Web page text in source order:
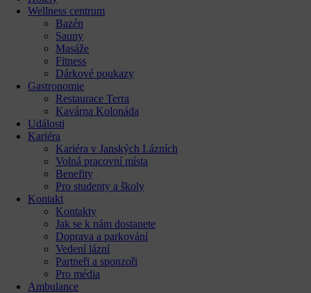
Wellness centrum
Bazén
Sauny
Masáže
Fitness
Dárkové poukazy​
Gastronomie
Restaurace Terra
Kavárna Kolonáda
Události
Kariéra
Kariéra v Janských Lázních
Volná pracovní místa
Benefity
Pro studenty a školy
Kontakt
Kontakty
Jak se k nám dostanete
Doprava a parkování
Vedení lázní
Partneři a sponzoři
Pro média
Ambulance